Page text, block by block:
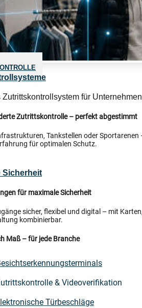
Zutrittskontrolle – perfekt abgestimmt
Tankstellen oder
für optimalen Schutz.
Sicherheit
für maximale Sicherheit
sicher, flexibel und digital – mit
kombinierbar.
Maß – für jede Branche
& Videoverifikation
Türbeschläge